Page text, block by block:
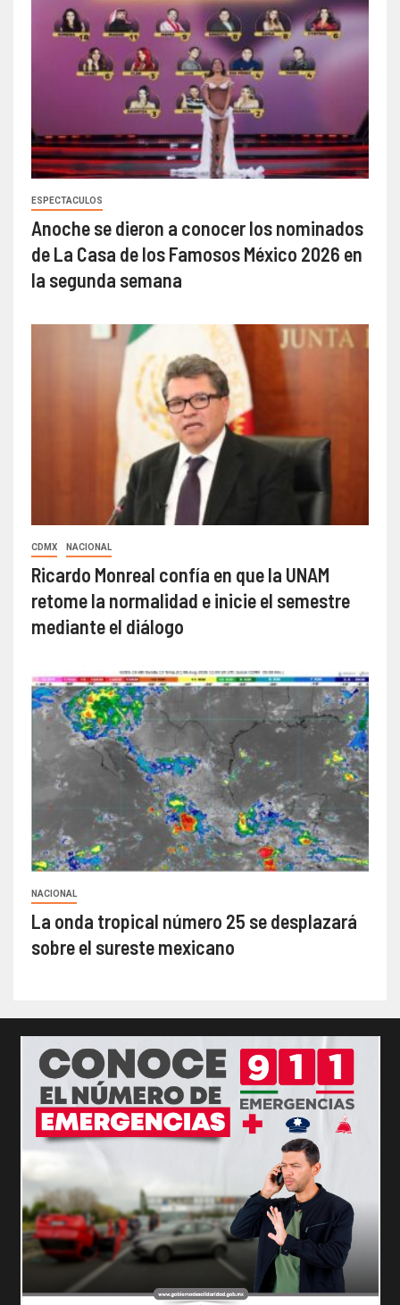
ESPECTACULOS
Anoche se dieron a conocer los nominados
de La Casa de los Famosos México 2026 en
la segunda semana
CDMX NACIONAL
Ricardo Monreal confía en que la UNAM
retome la normalidad e inicie el semestre
mediante el diálogo
NACIONAL
La onda tropical número 25 se desplazará
sobre el sureste mexicano